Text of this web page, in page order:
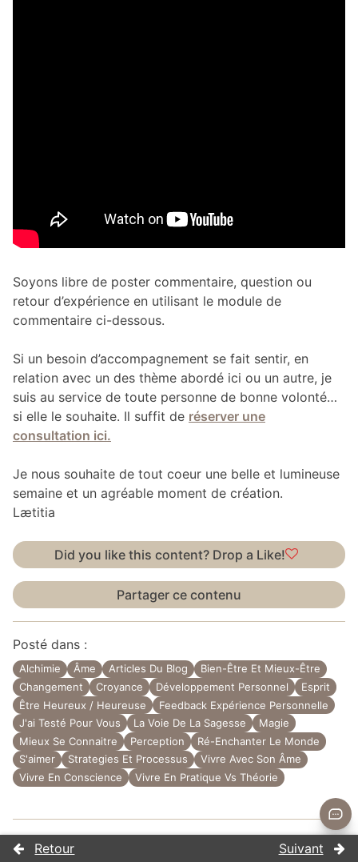
Soyons libre de poster commentaire, question ou
retour d’expérience en utilisant le module de
commentaire ci-dessous.
Si un besoin d’accompagnement se fait sentir, en
relation avec un des thème abordé ici ou un autre, je
suis au service de toute personne de bonne volonté…
si elle le souhaite. Il suffit de réserver une
consultation ici.
Je nous souhaite de tout coeur une belle et lumineuse
semaine et un agréable moment de création.
Lætitia
Did you like this content? Drop a Like!
Partager ce contenu
Posté dans :
Alchimie Âme Articles Du Blog
Bien-Être Et Mieux-Être
Changement
Croyance Développement Personnel
Esprit
Être Heureux / Heureuse
Feedback Expérience Personnelle
J'ai Testé Pour Vous
La Voie De La Sagesse
Magie
Mieux Se Connaitre
Perception
Ré-Enchanter Le Monde
S'aimer
Strategies Et Processus
Vivre Avec Son Âme
Vivre En Conscience
Vivre En Pratique Vs Théorie
Navigation
Précédent Suivant
Suivant